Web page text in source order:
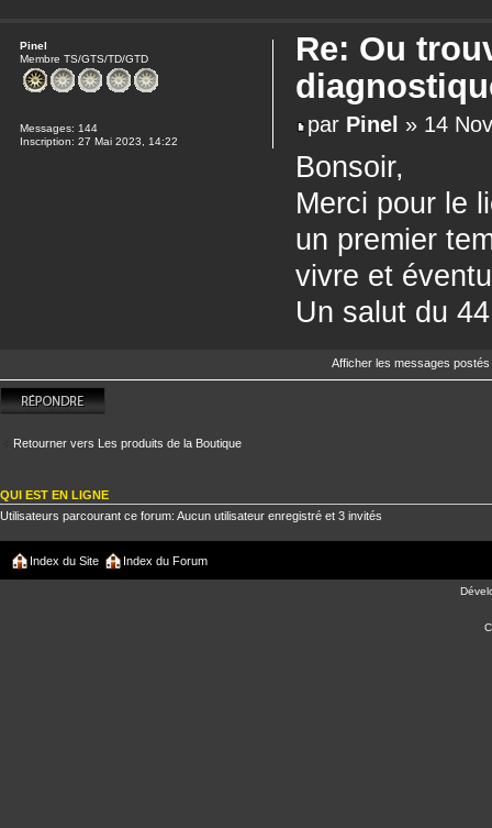
Re: Ou
par Pinel » 14
Bonsoir,
Merci pour le
un premier
vivre et
Un salut du 44
Pinel
Membre TS/GTS/TD/GTD
Messages: 144
Inscription: 27 Mai 2023, 14:22
Afficher les messages
Répondre
Retourner vers Les produits de la Boutique
QUI EST EN LIGNE
Utilisateurs parcourant ce forum: Aucun utilisateur enregistré et 3 invités
Index du Site Index du Forum